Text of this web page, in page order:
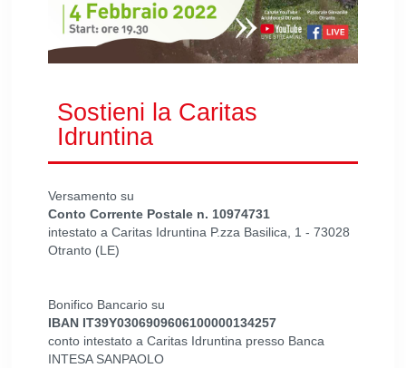
Sostieni la Caritas
Idruntina
Versamento su
Conto Corrente Postale n. 10974731
intestato a Caritas Idruntina P.zza Basilica, 1 - 73028
Otranto (LE)
Bonifico Bancario su
IBAN IT39Y0306909606100000134257
conto intestato a Caritas Idruntina presso Banca
INTESA SANPAOLO